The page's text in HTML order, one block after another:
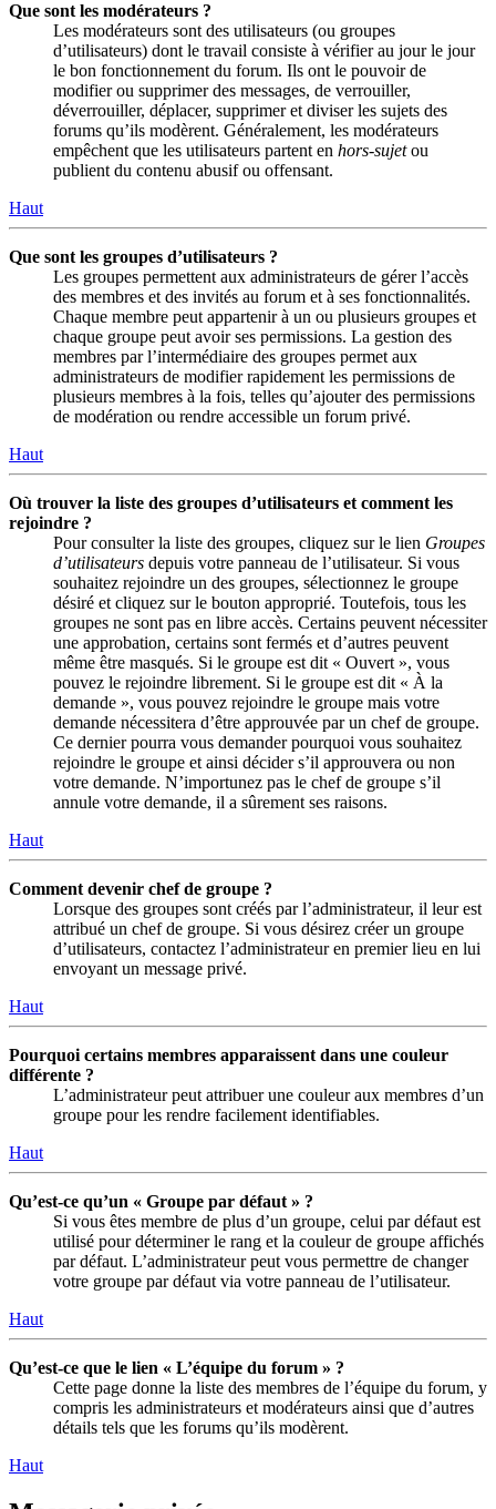
Que sont les modérateurs ?
Les modérateurs sont des utilisateurs (ou groupes
d’utilisateurs) dont le travail consiste à vérifier au jour le jour
le bon fonctionnement du forum. Ils ont le pouvoir de
modifier ou supprimer des messages, de verrouiller,
déverrouiller, déplacer, supprimer et diviser les sujets des
forums qu’ils modèrent. Généralement, les modérateurs
empêchent que les utilisateurs partent en hors-sujetou
publient du contenu abusif ou offensant.
Haut
Que sont les groupes d’utilisateurs ?
Les groupes permettent aux administrateurs de gérer l’accès
des membres et des invités au forum et à ses fonctionnalités.
Chaque membre peut appartenir à un ou plusieurs groupes et
chaque groupe peut avoir ses permissions. La gestion des
membres par l’intermédiaire des groupes permet aux
administrateurs de modifier rapidement les permissions de
plusieurs membres à la fois, telles qu’ajouter des permissions
de modération ou rendre accessible un forum privé.
Haut
Où trouver la liste des groupes d’utilisateurs et comment les
rejoindre ?
Pour consulter la liste des groupes, cliquez sur le lien Groupes
d’utilisateurs depuis votre panneau de l’utilisateur. Si vous
souhaitez rejoindre un des groupes, sélectionnez le groupe
désiré et cliquez sur le bouton approprié. Toutefois, tous les
groupes ne sont pas en libre accès. Certains peuvent nécessiter
une approbation, certains sont fermés et d’autres peuvent
même être masqués. Si le groupe est dit « Ouvert », vous
pouvez le rejoindre librement. Si le groupe est dit « À la
demande », vous pouvez rejoindre le groupe mais votre
demande nécessitera d’être approuvée par un chef de groupe.
Ce dernier pourra vous demander pourquoi vous souhaitez
rejoindre le groupe et ainsi décider s’il approuvera ou non
votre demande. N’importunez pas le chef de groupe s’il
annule votre demande, il a sûrement ses raisons.
Haut
Comment devenir chef de groupe ?
Lorsque des groupes sont créés par l’administrateur, il leur est
attribué un chef de groupe. Si vous désirez créer un groupe
d’utilisateurs, contactez l’administrateur en premier lieu en lui
envoyant un message privé.
Haut
Pourquoi certains membres apparaissent dans une couleur
différente ?
L’administrateur peut attribuer une couleur aux membres d’un
groupe pour les rendre facilement identifiables.
Haut
Qu’est-ce qu’un « Groupe par défaut » ?
Si vous êtes membre de plus d’un groupe, celui par défaut est
utilisé pour déterminer le rang et la couleur de groupe affichés
par défaut. L’administrateur peut vous permettre de changer
votre groupe par défaut via votre panneau de l’utilisateur.
Haut
Qu’est-ce que le lien « L’équipe du forum » ?
Cette page donne la liste des membres de l’équipe du forum, y
compris les administrateurs et modérateurs ainsi que d’autres
détails tels que les forums qu’ils modèrent.
Haut